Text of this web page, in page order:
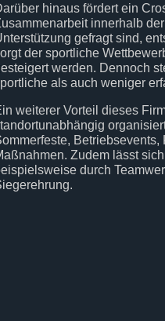
hinaus fördert ein
innerhalb
gefragt sind,
der sportliche
werden. Dennoch
als auch weniger
weiterer Vorteil dieses
Zudem lässt
durch